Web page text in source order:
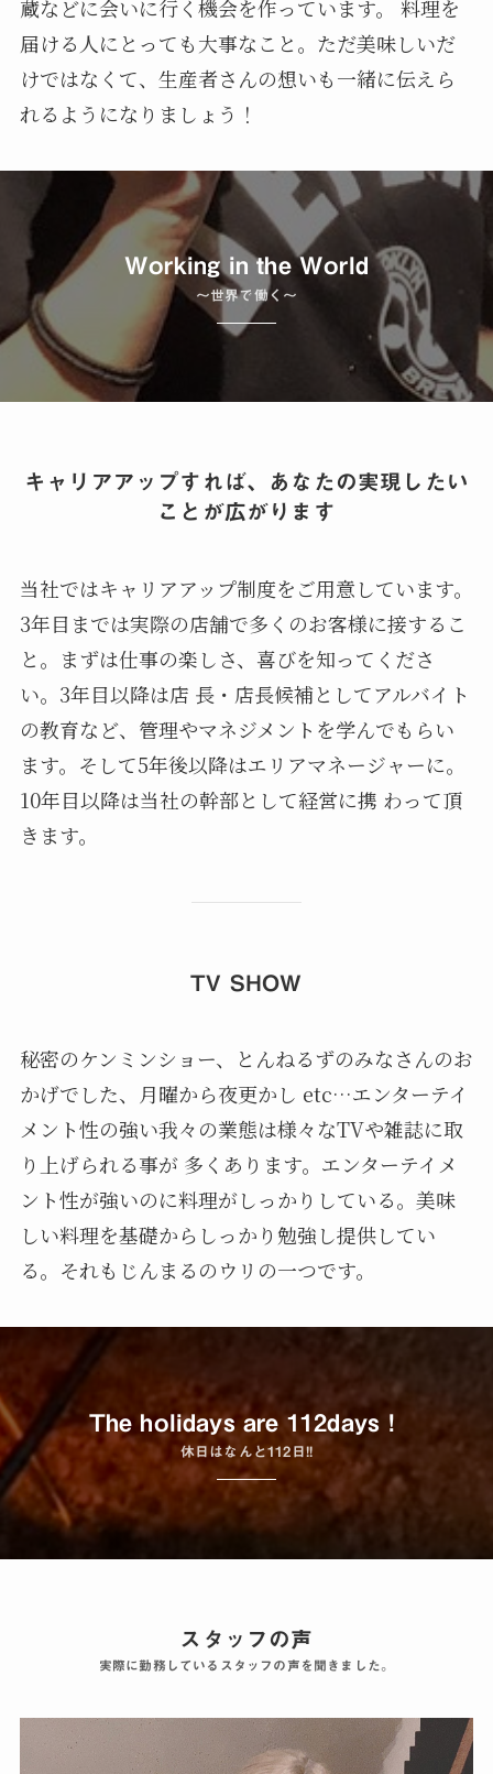
蔵などに会いに行く機会を作っています。 料理を
届ける人にとっても大事なこと。ただ美味しいだ
けではなくて、生産者さんの想いも一緒に伝えら
れるようになりましょう！
Working in the World
〜世界で働く〜
キャリアアップすれば、あなたの実現したい
ことが広がります
当社ではキャリアアップ制度をご用意しています。
3年目までは実際の店舗で多くのお客様に接するこ
と。まずは仕事の楽しさ、喜びを知ってくださ
い。3年目以降は店 長・店長候補としてアルバイト
の教育など、管理やマネジメントを学んでもらい
ます。そして5年後以降はエリアマネージャーに。
10年目以降は当社の幹部として経営に携 わって頂
きます。
TV SHOW
秘密のケンミンショー、とんねるずのみなさんのお
かげでした、月曜から夜更かし etc…エンターテイ
メント性の強い我々の業態は様々なTVや雑誌に取
り上げられる事が 多くあります。エンターテイメ
ント性が強いのに料理がしっかりしている。美味
しい料理を基礎からしっかり勉強し提供してい
る。それもじんまるのウリの一つです。
The holidays are 112days！
休日はなんと112日!!
スタッフの声
実際に勤務しているスタッフの声を聞きました。